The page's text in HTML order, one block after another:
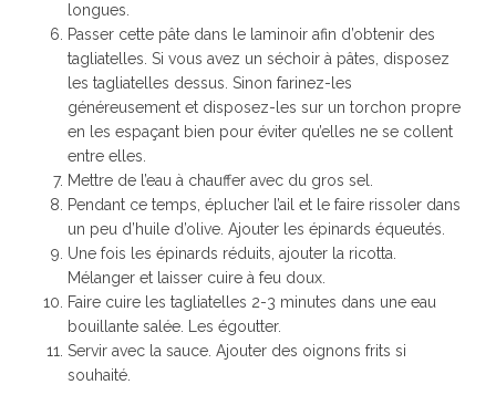
longues.
Passer cette pâte dans le laminoir afin d’obtenir des
tagliatelles. Si vous avez un séchoir à pâtes, disposez
les tagliatelles dessus. Sinon farinez-les
généreusement et disposez-les sur un torchon propre
en les espaçant bien pour éviter qu’elles ne se collent
entre elles.
Mettre de l’eau à chauffer avec du gros sel.
Pendant ce temps, éplucher l’ail et le faire rissoler dans
un peu d’huile d’olive. Ajouter les épinards équeutés.
Une fois les épinards réduits, ajouter la ricotta.
Mélanger et laisser cuire à feu doux.
Faire cuire les tagliatelles 2-3 minutes dans une eau
bouillante salée. Les égoutter.
Servir avec la sauce. Ajouter des oignons frits si
souhaité.